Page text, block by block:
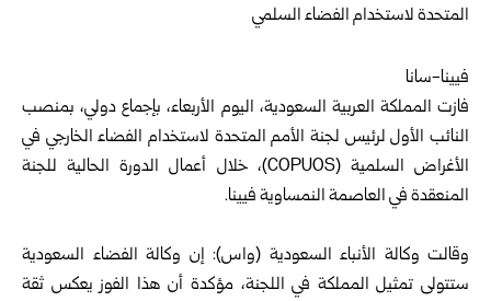
فيينا-سانا
فازت المملكة العربية السعودية، اليوم الأربعاء، بإجماع دولي، بمنصب
النائب الأول لرئيس لجنة الأمم المتحدة لاستخدام الفضاء الخارجي في
الأغراض السلمية (COPUOS)، خلال أعمال الدورة الحالية للجنة
المنعقدة في العاصمة النمساوية فيينا.
وقالت وكالة الأنباء السعودية (واس): إن وكالة الفضاء السعودية
ستتولى تمثيل المملكة في اللجنة، مؤكدة أن هذا الفوز يعكس ثقة